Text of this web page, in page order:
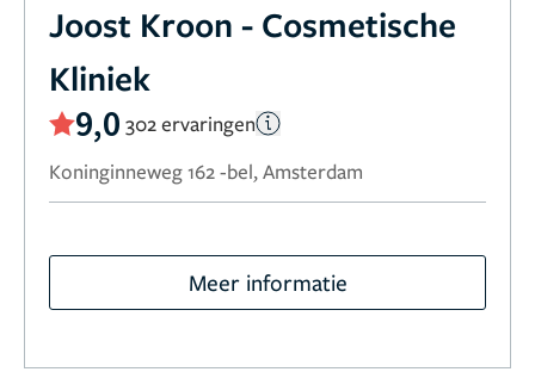
Joost Kroon - Cosmetische
Kliniek
9,0 302 ervaringen
Koninginneweg 162 -bel, Amsterdam
Meer informatie